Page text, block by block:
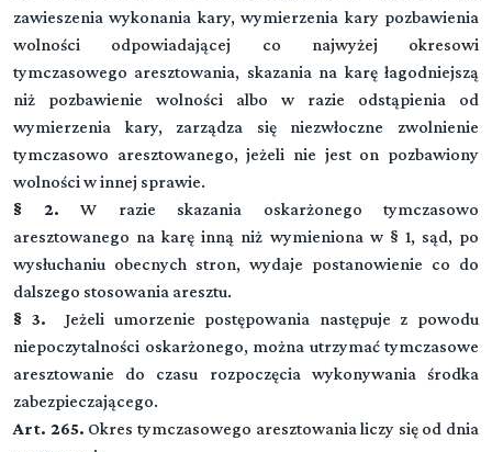
zawieszenia wykonania kary, wymierzenia kary pozbawienia
wolności odpowiadającej co najwyżej okresowi
tymczasowego aresztowania, skazania na karę łagodniejszą
niż pozbawienie wolności albo w razie odstąpienia od
wymierzenia kary, zarządza się niezwłoczne zwolnienie
tymczasowo aresztowanego, jeżeli nie jest on pozbawiony
wolności w innej sprawie.
§ 2. W razie skazania oskarżonego tymczasowo
aresztowanego na karę inną niż wymieniona w § 1, sąd, po
wysłuchaniu obecnych stron, wydaje postanowienie co do
dalszego stosowania aresztu.
§ 3. Jeżeli umorzenie postępowania następuje z powodu
niepoczytalności oskarżonego, można utrzymać tymczasowe
aresztowanie do czasu rozpoczęcia wykonywania środka
zabezpieczającego.
Art. 265. Okres tymczasowego aresztowania liczy się od dnia